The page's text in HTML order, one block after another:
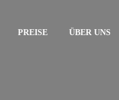
PREISE ÜBER UNS